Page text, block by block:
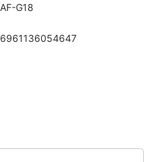
AF-G18
6961136054647